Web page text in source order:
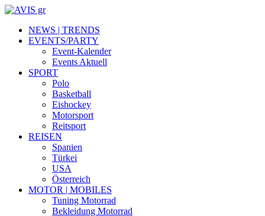
NEWS | TRENDS
EVENTS/PARTY
Event-Kalender
Events Aktuell
SPORT
Polo
Basketball
Eishockey
Motorsport
Reitsport
REISEN
Spanien
Türkei
USA
Österreich
MOTOR | MOBILES
Tuning Motorrad
Bekleidung Motorrad